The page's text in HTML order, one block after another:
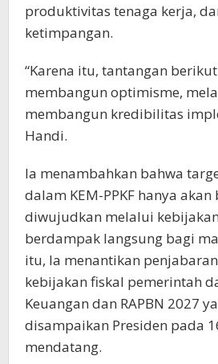
produktivitas tenaga kerja,
ketimpangan.
“Karena itu, tantangan
membangun optimisme,
membangun kredibilitas
Handi.
Ia menambahkan bahwa
dalam KEM-PPKF hanya
diwujudkan melalui
berdampak langsung bagi
itu, Ia menantikan
kebijakan fiskal pemerintah
Keuangan dan RAPBN 2027
disampaikan Presiden pada
mendatang.